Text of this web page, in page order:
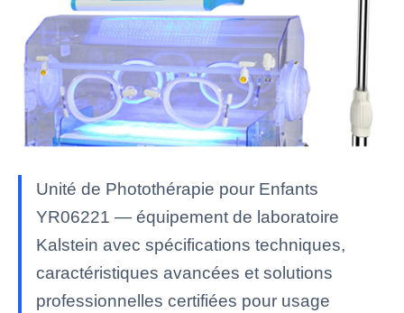
Unité de Photothérapie pour Enfants
YR06221 — équipement de laboratoire
Kalstein avec spécifications techniques,
caractéristiques avancées et solutions
professionnelles certifiées pour usage